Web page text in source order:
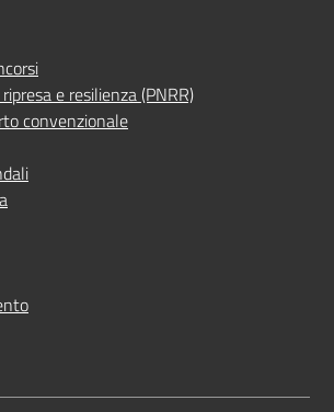
e resilienza (PNRR)
convenzionale